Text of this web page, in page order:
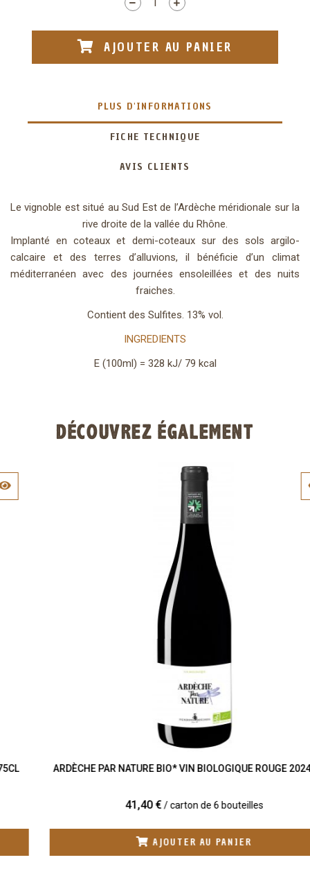
AJOUTER AU PANIER
PLUS D'INFORMATIONS
FICHE TECHNIQUE
AVIS CLIENTS
Le vignoble est situé au Sud Est de l’Ardèche méridionale sur la
rive droite de la vallée du Rhône.
Implanté en coteaux et demi-coteaux sur des sols argilo-
calcaire et des terres d’alluvions, il bénéficie d’un climat
méditerranéen avec des journées ensoleillées et des nuits
fraiches.
Contient des Sulfites. 13% vol.
INGREDIENTS
E (100ml) = 328 kJ/ 79 kcal
DÉCOUVREZ ÉGALEMENT
ARDÈCHE PAR NATURE BIO* VIN BIOLOGIQUE ROUGE 2024 75CL
/ carton de 6 bouteilles
AJOUTER AU PANIER